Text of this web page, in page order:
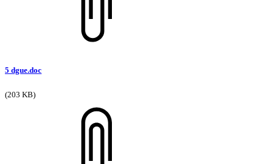
5 dgue.doc
(203 KB)